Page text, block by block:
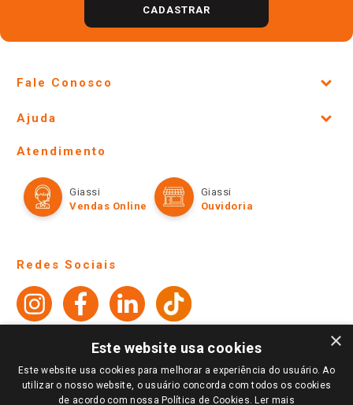
CADASTRAR
Fale Conosco
Lojas Físicas e Horários
Ofertas
Televendas
Amigo Giassi
Perguntas frequentes
Identidade Visual
Ajuda
Formas de Pagamento
Políticas de entrega
Atendimento
Giassi
Vendas Online
Giassi
Ouvidoria
Redes Sociais
Pagamento e Segurança
×
Este website usa cookies
Este website usa cookies para melhorar a experiência do usuário. Ao
utilizar o nosso website, o usuário concorda com todos os cookies
de acordo com nossa Política de Cookies. Ler mais